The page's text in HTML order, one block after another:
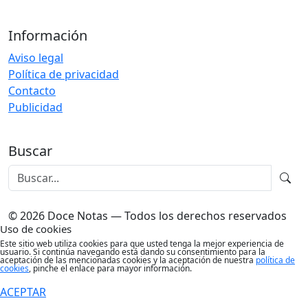
Información
Aviso legal
Política de privacidad
Contacto
Publicidad
Buscar
© 2026 Doce Notas — Todos los derechos reservados
Uso de cookies
Este sitio web utiliza cookies para que usted tenga la mejor experiencia de
usuario. Si continúa navegando está dando su consentimiento para la
aceptación de las mencionadas cookies y la aceptación de nuestra política de
cookies, pinche el enlace para mayor información.
ACEPTAR